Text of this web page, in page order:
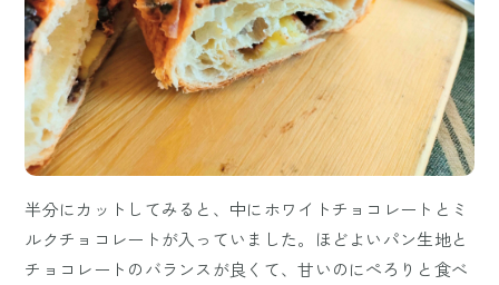
半分にカットしてみると、中にホワイトチョコレートとミ
ルクチョコレートが入っていました。ほどよいパン生地と
チョコレートのバランスが良くて、甘いのにぺろりと食べ